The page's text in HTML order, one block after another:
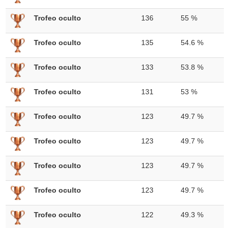
Trofeo oculto 136 55 %
Trofeo oculto 135 54.6 %
Trofeo oculto 133 53.8 %
Trofeo oculto 131 53 %
Trofeo oculto 123 49.7 %
Trofeo oculto 123 49.7 %
Trofeo oculto 123 49.7 %
Trofeo oculto 123 49.7 %
Trofeo oculto 122 49.3 %